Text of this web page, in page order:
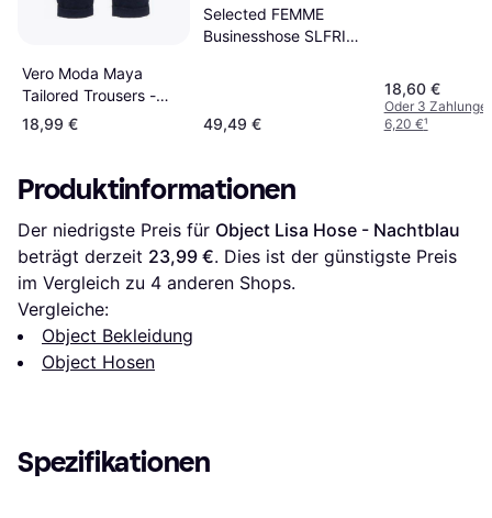
Vero Moda Maya
Tailored Trousers -
Blue/Night Sky
18,99 €
Selected FEMME
Businesshose SLFRITA
49,49 €
18,60 €
Oder 3
6,20 €¹
Produktinformationen
Der niedrigste Preis für Object Lisa Hose - Nachtblau
beträgt derzeit 23,99 €. Dies ist der günstigste Preis
im Vergleich zu 4 anderen Shops.
Vergleiche:
Object Bekleidung
Object Hosen
Spezifikationen